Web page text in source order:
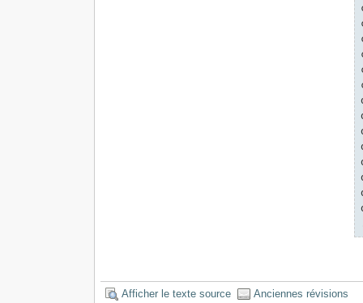
Afficher le texte source Anciennes révisions